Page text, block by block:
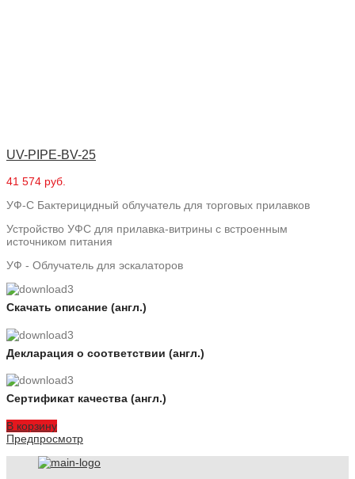
UV-PIPE-BV-25
41 574 руб.
УФ-С Бактерицидный облучатель для торговых прилавков
Устройство УФС для прилавка-витрины с встроенным
источником питания
УФ - Облучатель для эскалаторов
Скачать описание (англ.)
Декларация о соответствии (англ.)
Сертификат качества (англ.)
В корзину
Предпросмотр